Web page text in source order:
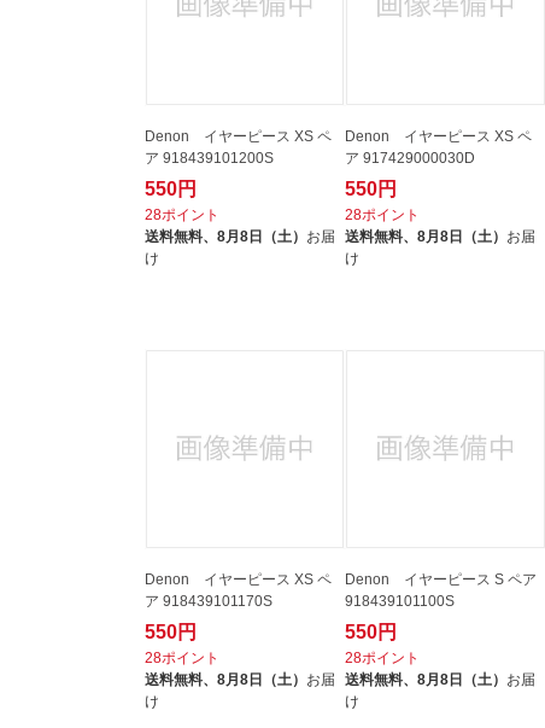
Denon イヤーピース XS ペ
ア 918439101200S
550円
28ポイント
送料無料、 8月8日（土） お届
け
Denon イヤーピース XS ペ
ア 917429000030D
550円
28ポイント
送料無料、8月8日（土） お届
け
Denon イヤーピース XS ペ
ア 918439101170S
550円
28ポイント
送料無料、 8月8日（土） お届
け
Denon イヤーピース S ペア
918439101100S
550円
28ポイント
送料無料、8月8日（土） お届
け